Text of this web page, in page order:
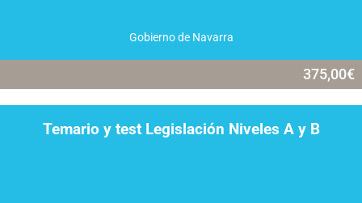
Gobierno de Navarra
375,00€
Temario y test Legislación Niveles A y B